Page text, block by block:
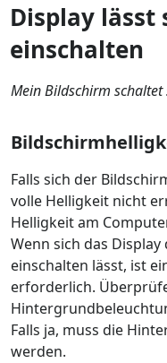
Display lässt
einschalten
Mein Bildschirm
Falls sich der
volle Helligkeit nicht
Helligkeit am
Wenn sich das
einschalten lässt, ist
erforderlich.
Falls ja, muss die
werden.